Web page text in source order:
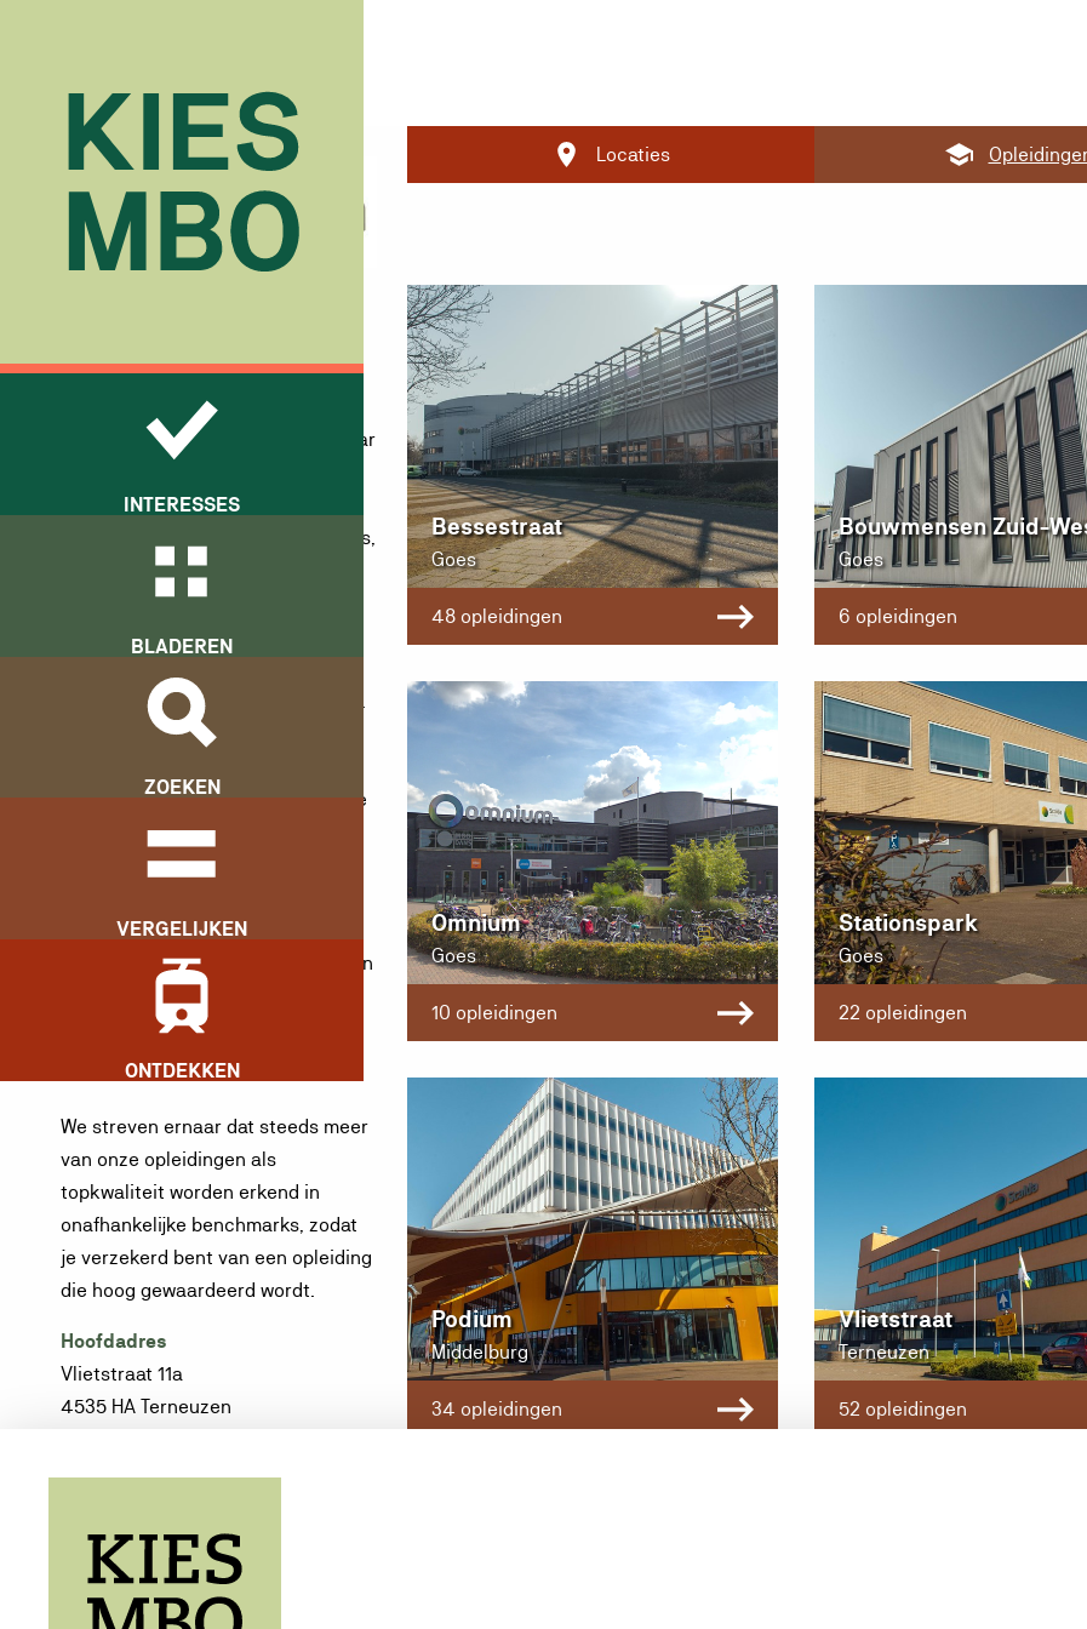
INTERESSES
BLADEREN
ZOEKEN
VERGELIJKEN
ONTDEKKEN
Scalda biedt toegankelijk en
veelzijdig onderwijs voor middelbaar
volwasseneneducatie. Met dertien
kleinschalige, vakgerichte colleges,
waaronder CIOS Zuidwest-
Nederland, MBO DANS en het
Maritiem en Logistiek College De
aansluit bij de wereld om ons heen.
beste uit jezelf te halen, zowel in je
beroep als in de maatschappij. We
stimuleren je om te excelleren in
mensgerichte leeromgeving. Onze
opleidingen bereiden je voor op een
schoenen staat en klaar bent om
impact te maken.
We streven ernaar dat steeds meer
van onze opleidingen als
topkwaliteit worden erkend in
onafhankelijke benchmarks, zodat
je verzekerd bent van een opleiding
die hoog gewaardeerd wordt.
Hoofdadres
Vlietstraat 11a
4535 HA Terneuzen
E:Mail deze school
Locaties
Bessestraat
Goes
48 opleidingen
Bouwmensen Zuid-
Goes
6 opleidingen
Omnium
Goes
10 opleidingen
Stationspark
Goes
22 opleidingen
Podium
Middelburg
34 opleidingen
Vlietstraat
Terneuzen
52 opleidingen